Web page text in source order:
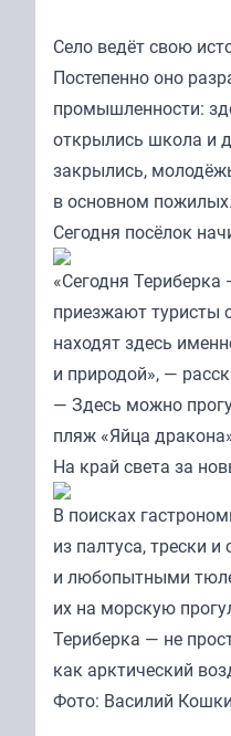
Село ведёт свою
Постепенно оно
промышленности:
открылись школа и
закрылись,
в основном
Сегодня посёлок
«Сегодня
приезжают туристы
находят здесь
и природой», —
— Здесь можно
пляж «Яйца
На край света за
В поисках
из палтуса, трески
и любопытными
их на морскую
Териберка — не
как арктический
Фото: Василий